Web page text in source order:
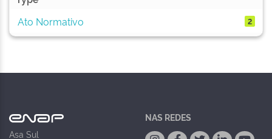
Ato Normativo
2
Asa Sul
NAS REDES